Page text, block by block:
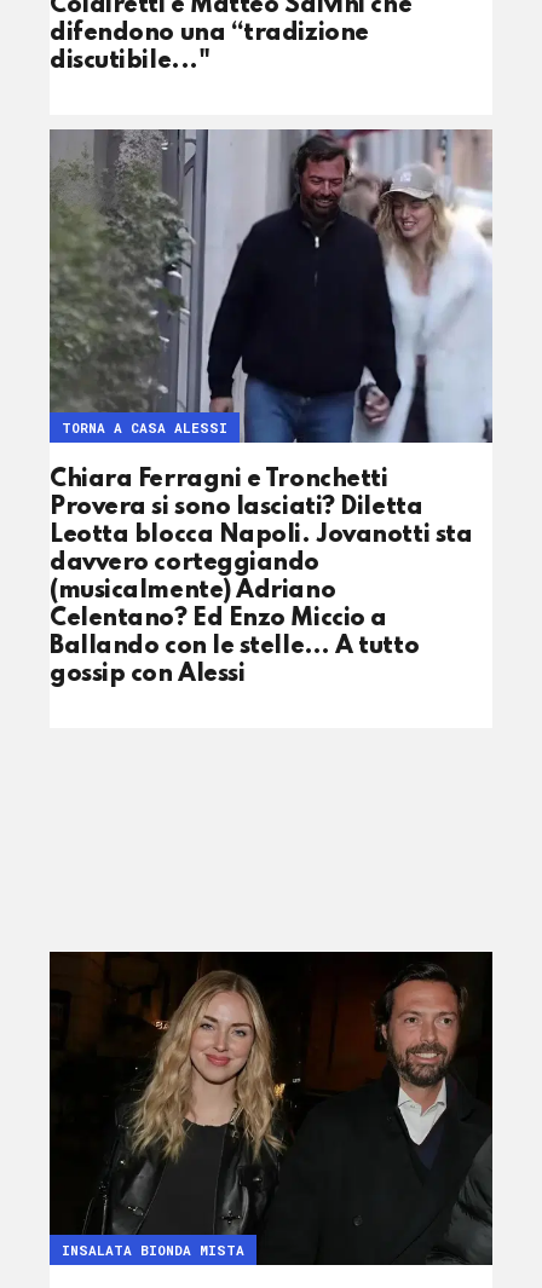
Coldiretti e Matteo Salvini che
difendono una “tradizione
discutibile..."
Chiara Ferragni e Tronchetti
Provera si sono lasciati? Diletta
Leotta blocca Napoli. Jovanotti sta
davvero corteggiando
(musicalmente) Adriano
Celentano? Ed Enzo Miccio a
Ballando con le stelle… A tutto
gossip con Alessi
TORNA A CASA ALESSI
INSALATA BIONDA MISTA